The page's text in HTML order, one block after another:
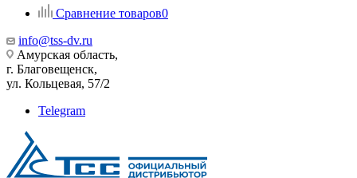
Сравнение товаров0
info@tss-dv.ru
Амурская область,
г. Благовещенск,
ул. Кольцевая, 57/2
Telegram